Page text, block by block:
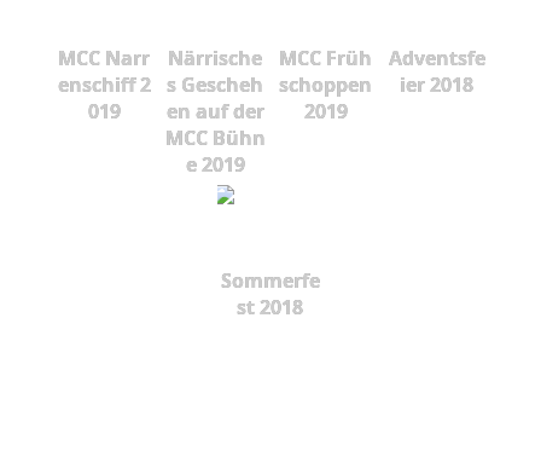
MCC Narr
enschiff 2
019
Närrische
s Gescheh
en auf der
MCC Bühn
e 2019
MCC Früh
schoppen
2019
Adventsfe
ier 2018
Sommerfe
st 2018